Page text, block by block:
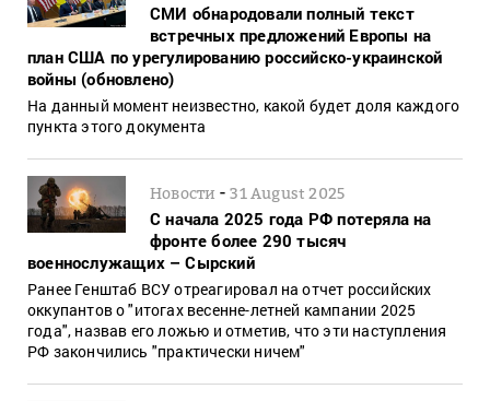
СМИ обнародовали полный текст
встречных предложений Европы на
план США по урегулированию российско-украинской
войны (обновлено)
На данный момент неизвестно, какой будет доля каждого
пункта этого документа
Новости -31 August 2025
С начала 2025 года РФ потеряла на
фронте более 290 тысяч
военнослужащих – Сырский
Ранее Генштаб ВСУ отреагировал на отчет российских
оккупантов о "итогах весенне-летней кампании 2025
года", назвав его ложью и отметив, что эти наступления
РФ закончились "практически ничем"